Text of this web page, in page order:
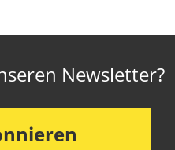
Newsletter?